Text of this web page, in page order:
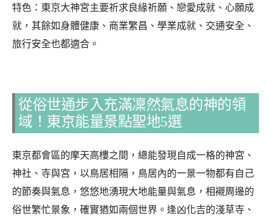
特色：東京大神宮主要祈求良緣祈願、戀愛成就、心願成
就，其餘如身體健康、商業繁昌、學業成就、交通安全、
旅行安全也都適合。
從俗世通步入充滿凜然氣息的神的領
域！東京能量景點聖地5選
東京都會區的摩天高樓之間，總能發現自成一格的神宮、
神社、寺與宮，以鳥居相隔，鳥居內的一景一物都有自己
的節奏與氣息，悠悠地湧現大地能量與氣息，相襯周邊的
俗世繁忙景象，確實猶如兩個世界。逢凶化吉的淺草寺、